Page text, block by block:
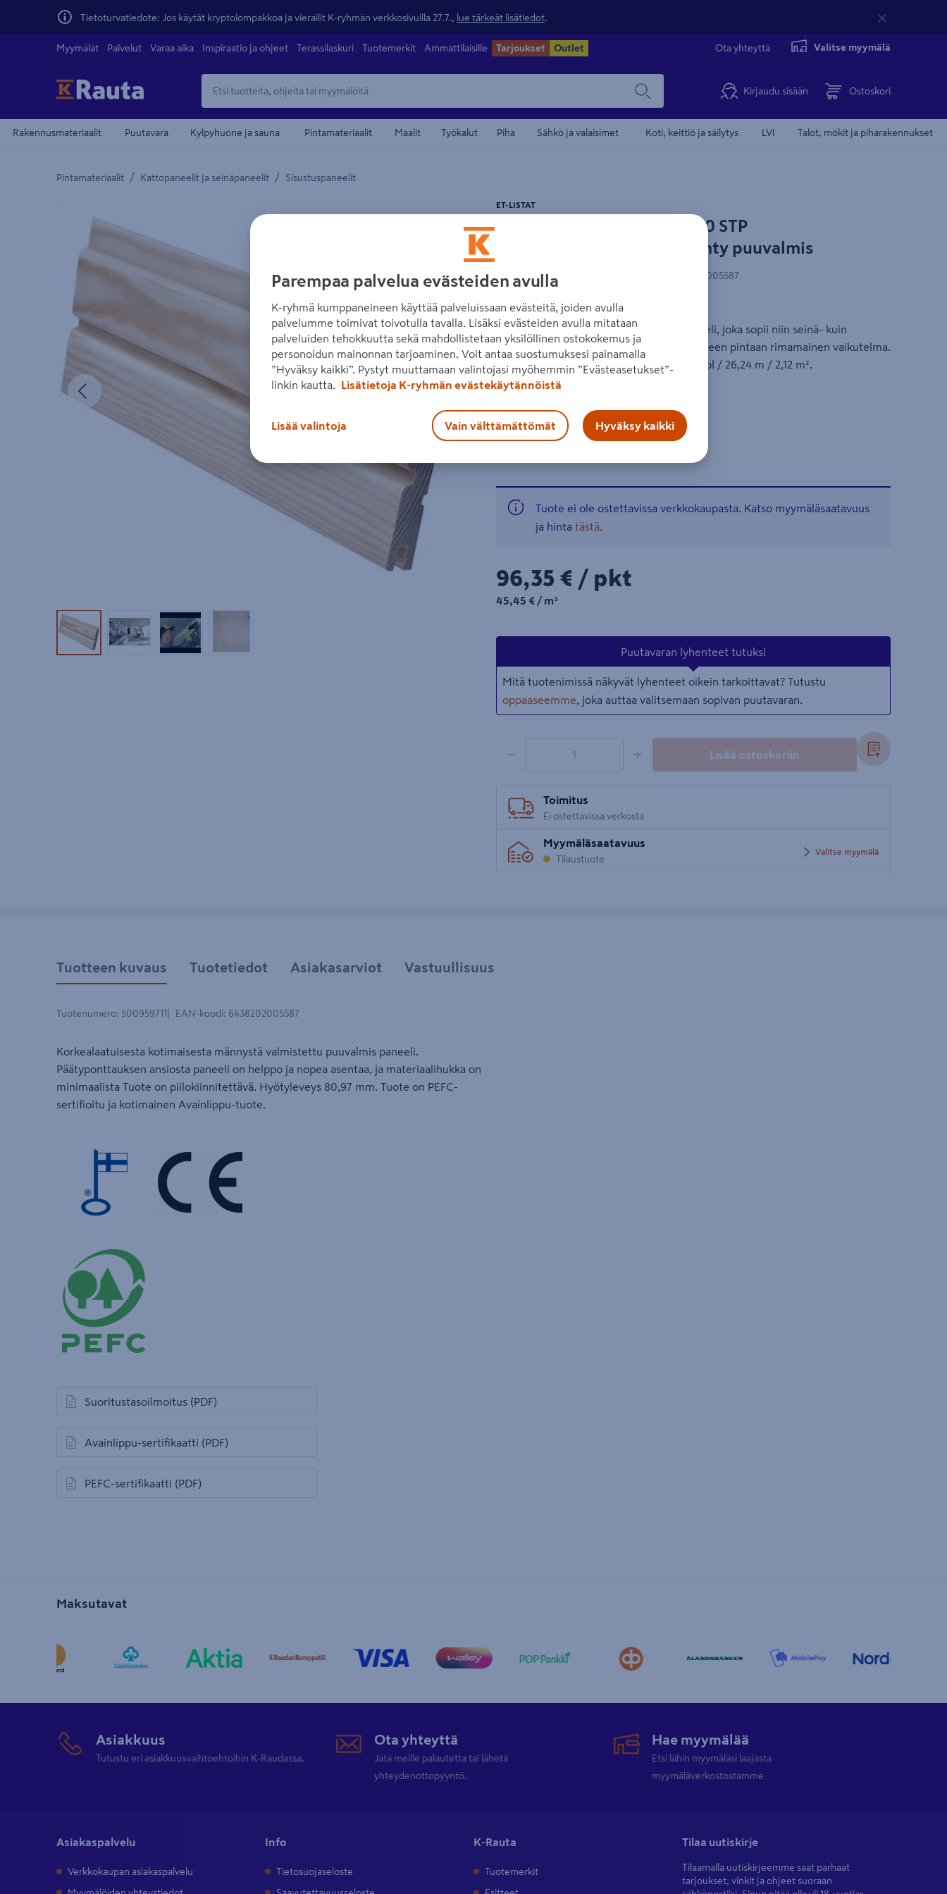
Tietoturvatiedote: Jos käytät kryptolompakkoa ja vierailit K-ryhmän verkkosivuilla 27.7., lue tärkeät lisätiedot
Myymälät Palvelut Varaa aika Inspiraatio ja ohjeet Terassilaskuri Tuotemerkit Ammattilaisille Tarjoukset Outlet Ota yhteyttä Valitse myymälä
Kirjaudu sisään Ostoskori
Rakennusmateriaalit Puutavara Kylpyhuone ja sauna Pintamateriaalit Maalit Työkalut Piha Sähkö ja valaisimet Koti, keittiö ja säilytys LVI Talot, mökit ja piharakennukset
Pintamateriaalit / Kattopaneelit ja seinäpaneelit / Sisustuspaneelit
Yksityiskohtainen kuvaus löytyy Tuotteen kuvaus -maamerkistä
Edellinen Seuraava
Tuotekuva 1Tuotekuva 2Tuotekuva 3
Sisustuspaneeli 15x95x3280 STP
päätypontattu valeura mänty puuvalmis
ET-LISTAT
Tuotenumero 6438202005587
4.0 1 arvostelu
STP-paneeli on päätypontattu mäntypaneeli, joka sopii niin seinä- kuin
kattopaneeliksi. Valeuralla saadaan valmiiseen pintaan rimamainen vaikutelma.
Myydään täysinä paketteina. Paketissa 8 kpl / 26,24 m / 2,12 m².
Lue koko tuotekuvaus
Tuote ei ole ostettavissa verkkokaupasta. Katso myymäläsaatavuus
ja hinta tästä.
96,35€/pkt
96,35 € / pkt
45,45€/m²
45,45 € / m²
Puutavaran lyhenteet tutuksi
Mitä tuotenimissä näkyvät lyhenteet oikein tarkoittavat? Tutustu
oppaaseemme , joka auttaa valitsemaan sopivan puutavaran.
− + Lisää ostoskoriin
Toimitus
Ei ostettavissa verkosta
Myymäläsaatavuus
Tilaustuote
Valitse myymälä
Tuotteen kuvaus Tuotetiedot Asiakasarviot Vastuullisuus
Tuotenumero: 500959711 EAN-koodi: 6438202005587
Korkealaatuisesta kotimaisesta männystä valmistettu puuvalmis paneeli.
Päätyponttauksen ansiosta paneeli on helppo ja nopea asentaa, ja materiaalihukka on
minimaalista Tuote on piilokiinnitettävä. Hyötyleveys 80,97 mm. Tuote on PEFC-
sertifioitu ja kotimainen Avainlippu-tuote.
Suoritustasoilmoitus (PDF)
avautuu uuteen välilehteen
Avainlippu-sertifikaatti (PDF)
avautuu uuteen välilehteen
PEFC-sertifikaatti (PDF)
avautuu uuteen välilehteen
Maksutavat
Asiakkuus
Tutustu eri asiakkuusvaihtoehtoihin K-Raudassa.
Ota yhteyttä
Jätä meille palautetta tai lähetä
yhteydenottopyyntö.
Hae myymälää
Etsi lähin myymäläsi laajasta
myymäläverkostostamme
Asiakaspalvelu
Verkkokaupan asiakaspalvelu
Info
Tietosuojaseloste
K-Rauta
Tuotemerkit
Tilaa uutiskirje
Tilaamalla uutiskirjeemme saat parhaat
tarjoukset, vinkit ja ohjeet suoraan
Parempaa palvelua evästeiden avulla
K-ryhmä kumppaneineen käyttää palveluissaan evästeitä, joiden avulla
palvelumme toimivat toivotulla tavalla. Lisäksi evästeiden avulla mitataan
palveluiden tehokkuutta sekä mahdollistetaan yksilöllinen ostokokemus ja
personoidun mainonnan tarjoaminen. Voit antaa suostumuksesi painamalla
”Hyväksy kaikki”. Pystyt muuttamaan valintojasi myöhemmin ”Evästeasetukset”-
linkin kautta.
Lisätietoja K-ryhmän evästekäytännöistä
Lisää valintoja Vain välttämättömät Hyväksy kaikki